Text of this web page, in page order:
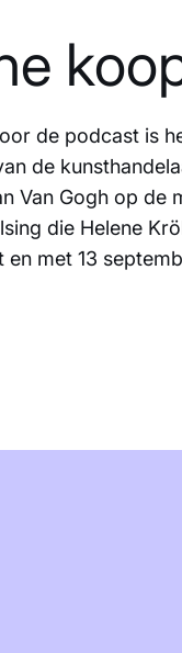
de podcast is
de
Van Gogh op de
die Helene
en met 13